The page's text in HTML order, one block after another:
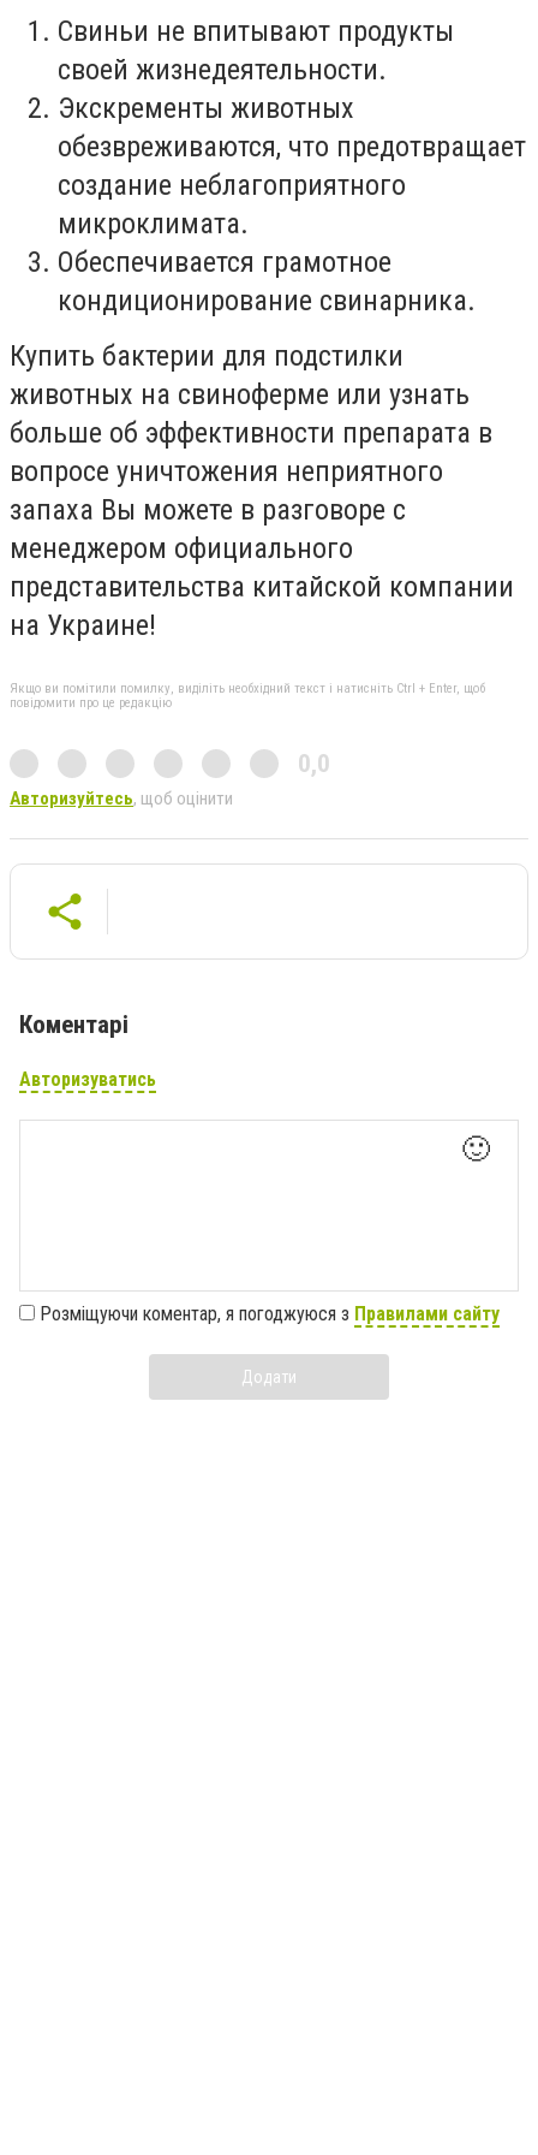
Свиньи не впитывают продукты
своей жизнедеятельности.
Экскременты животных
обезвреживаются, что предотвращает
создание неблагоприятного
микроклимата.
Обеспечивается грамотное
кондиционирование свинарника.
Купить бактерии для подстилки
животных на свиноферме или узнать
больше об эффективности препарата в
вопросе уничтожения неприятного
запаха Вы можете в разговоре с
менеджером официального
представительства китайской компании
на Украине!
Якщо ви помітили помилку, виділіть необхідний текст і натисніть Ctrl + Enter, щоб
повідомити про це редакцію
0,0
Авторизуйтесь, щоб оцінити
Коментарі
Авторизуватись
🙂
Розміщуючи коментар, я погоджуюся з Правилами сайту
Додати